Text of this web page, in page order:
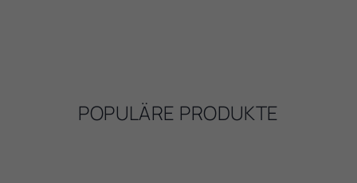
POPULÄRE PRODUKTE